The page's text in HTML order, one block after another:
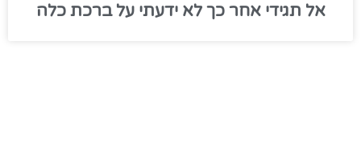
אל תגידי אחר כך לא ידעתי על ברכת כלה